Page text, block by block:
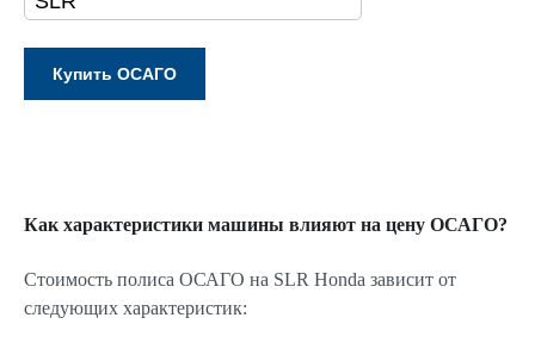
Как характеристики машины влияют на цену ОСАГО?
Стоимость полиса ОСАГО на SLR Honda зависит от
следующих характеристик: